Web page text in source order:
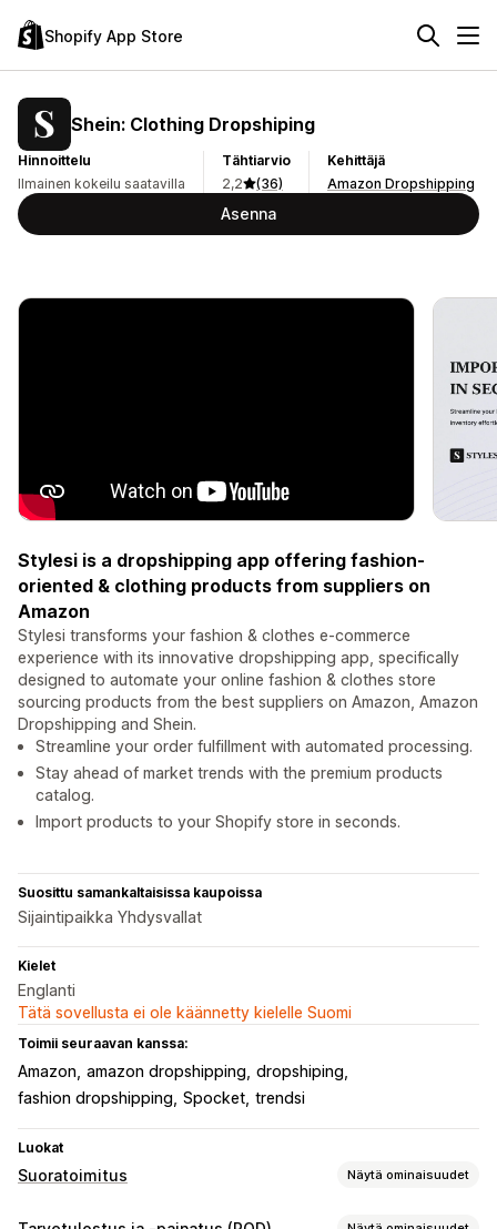
Shopify App Store
Shein: Clothing Dropshiping
Hinnoittelu
Ilmainen kokeilu saatavilla
Tähtiarvio
2,2
(36)
Kehittäjä
Amazon Dropshipping
Asenna
Stylesi is a dropshipping app offering fashion-
oriented & clothing products from suppliers on
Amazon
Stylesi transforms your fashion & clothes e-commerce
experience with its innovative dropshipping app, specifically
designed to automate your online fashion & clothes store
sourcing products from the best suppliers on Amazon, Amazon
Dropshipping and Shein.
Streamline your order fulfillment with automated processing.
Stay ahead of market trends with the premium products
catalog.
Import products to your Shopify store in seconds.
Suosittu samankaltaisissa kaupoissa
Sijaintipaikka Yhdysvallat
Kielet
Englanti
Tätä sovellusta ei ole käännetty kielelle Suomi
Toimii seuraavan kanssa:
Amazon amazon dropshipping dropshiping
fashion dropshipping Spocket trendsi
Luokat
Suoratoimitus Näytä ominaisuudet